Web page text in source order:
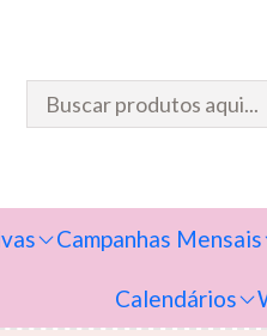
Campanhas Mensais
Calendários